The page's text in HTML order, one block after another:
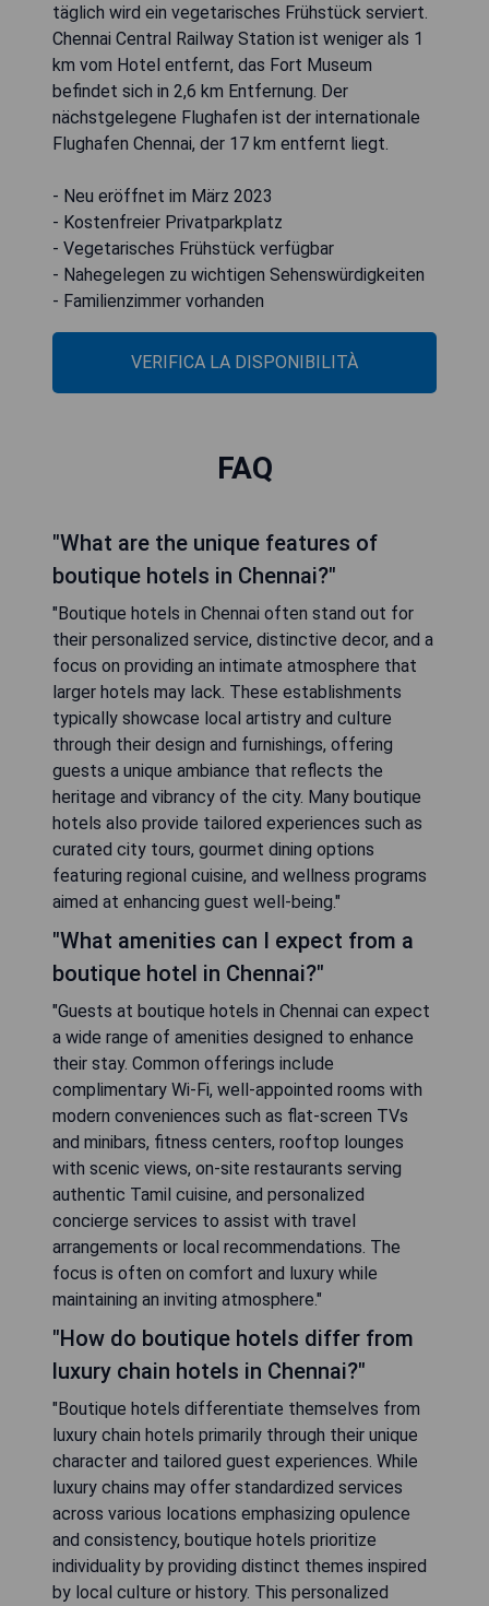
täglich wird ein vegetarisches Frühstück serviert.
Chennai Central Railway Station ist weniger als 1
km vom Hotel entfernt, das Fort Museum
befindet sich in 2,6 km Entfernung. Der
nächstgelegene Flughafen ist der internationale
Flughafen Chennai, der 17 km entfernt liegt.
- Neu eröffnet im März 2023
- Kostenfreier Privatparkplatz
- Vegetarisches Frühstück verfügbar
- Nahegelegen zu wichtigen Sehenswürdigkeiten
- Familienzimmer vorhanden
VERIFICA LA DISPONIBILITÀ
FAQ
"What are the unique features of
boutique hotels in Chennai?"
"Boutique hotels in Chennai often stand out for
their personalized service, distinctive decor, and a
focus on providing an intimate atmosphere that
larger hotels may lack. These establishments
typically showcase local artistry and culture
through their design and furnishings, offering
guests a unique ambiance that reflects the
heritage and vibrancy of the city. Many boutique
hotels also provide tailored experiences such as
curated city tours, gourmet dining options
featuring regional cuisine, and wellness programs
aimed at enhancing guest well-being."
"What amenities can I expect from a
boutique hotel in Chennai?"
"Guests at boutique hotels in Chennai can expect
a wide range of amenities designed to enhance
their stay. Common offerings include
complimentary Wi-Fi, well-appointed rooms with
modern conveniences such as flat-screen TVs
and minibars, fitness centers, rooftop lounges
with scenic views, on-site restaurants serving
authentic Tamil cuisine, and personalized
concierge services to assist with travel
arrangements or local recommendations. The
focus is often on comfort and luxury while
maintaining an inviting atmosphere."
"How do boutique hotels differ from
luxury chain hotels in Chennai?"
"Boutique hotels differentiate themselves from
luxury chain hotels primarily through their unique
character and tailored guest experiences. While
luxury chains may offer standardized services
across various locations emphasizing opulence
and consistency, boutique hotels prioritize
individuality by providing distinct themes inspired
by local culture or history. This personalized